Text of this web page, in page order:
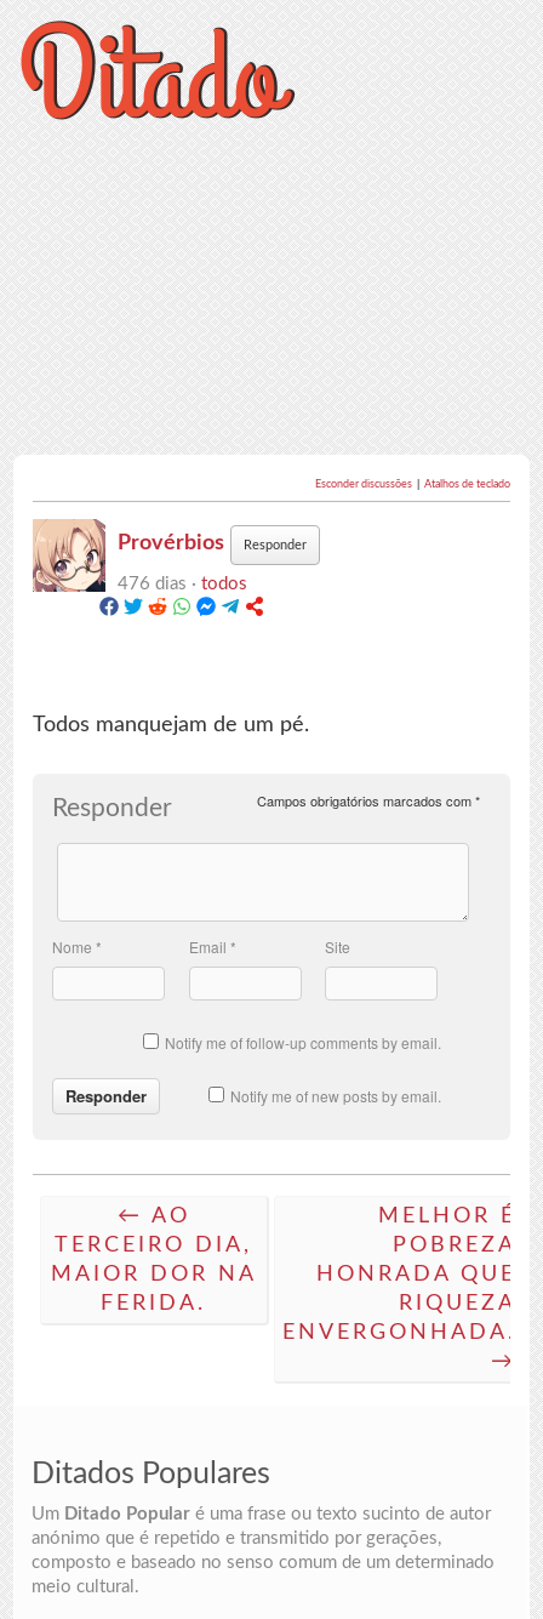
Esconder discussões Atalhos de teclado
Provérbios Responder
476 dias ·todos
Todos manquejam de um pé.
Responder Campos obrigatórios marcados com*
Nome* Email * Site
Notify me of follow-up comments by email.
Notify me of new posts by email.
← AO
TERCEIRO DIA,
MAIOR DOR NA
FERIDA.
MELHOR É
POBREZA
HONRADA QUE
RIQUEZA
ENVERGONHADA.
→
Ditados Populares
Um Ditado Popular é uma frase ou texto sucinto de autor
anónimo que é repetido e transmitido por gerações,
composto e baseado no senso comum de um determinado
meio cultural.